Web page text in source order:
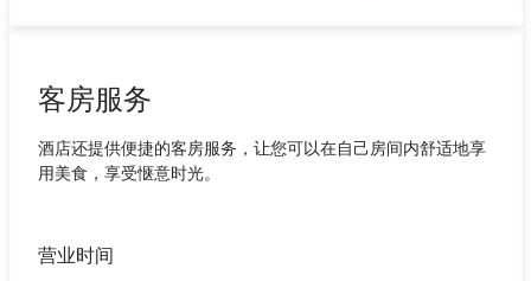
客房服务
酒店还提供便捷的客房服务，让您可以在自己房间内舒适地享
用美食，享受惬意时光。
营业时间